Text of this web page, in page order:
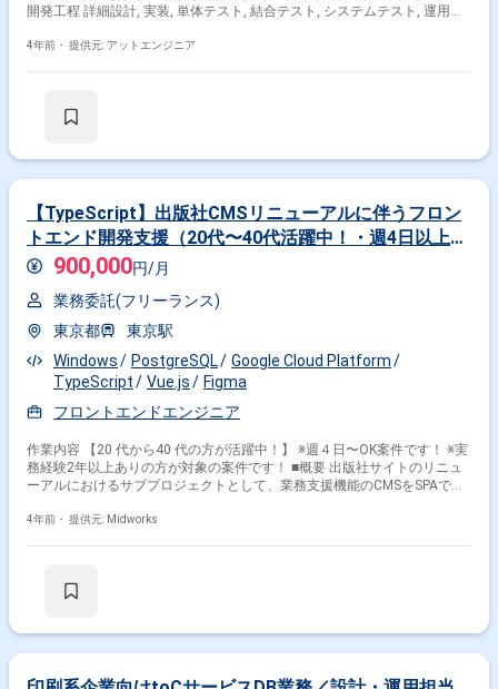
開発工程 詳細設計, 実装, 単体テスト, 結合テスト, システムテスト, 運用・
4年前・ 提供元: アットエンジニア
【TypeScript】出版社CMSリニューアルに伴うフロン
トエンド開発支援（20代〜40代活躍中！・週4日以上稼
働可能な方にぴったり！）
900,000円/月
業務委託(フリーランス)
東京都
東京駅
Windows
PostgreSQL
Google Cloud Platform
TypeScript
Vue.js
Figma
フロントエンドエンジニア
作業内容 【20 代から40 代の方が活躍中！】 ※週４日〜OK案件です！ ※実
務経験2年以上ありの方が対象の案件です！ ■概要 出版社サイトのリニュ
ーアルにおけるサブプロジェクトとして、業務支援機能のCMSをSPAで開
ます。リードエンジニアやマネージャーのサポートのもと、アジャイル開
時には、プロジェクトの一員として、コミュニケーションを取りながら業
-------------------------------------------------------------- ※弊社では、法人、請負いの案件は取り
4年前・ 提供元: Midworks